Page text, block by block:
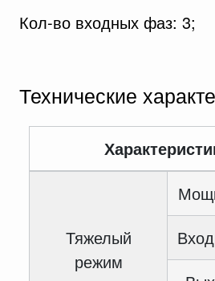
Кол-во входных фаз: 3;
Технические
Тяжелый
режим